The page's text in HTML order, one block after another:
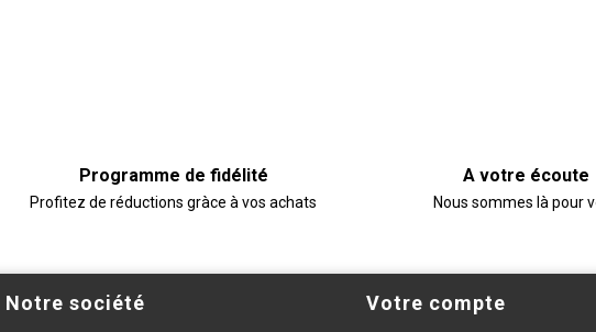
Programme de fidélité
Profitez de réductions gràce à vos achats
A votre écoute
Nous sommes là pour
Notre société Votre compte